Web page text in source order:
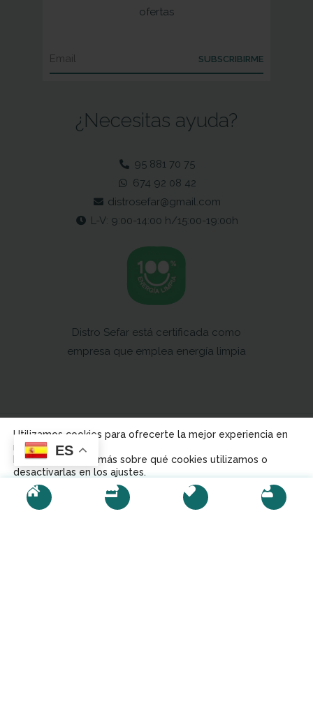
ofertas
SUBSCRIBIRME
¿Necesitas ayuda?
95 881 70 75
674 92 08 42
distrosefar@gmail.com
L-V: 9:00-14:00 h/15:00-19:00h
Distro Sefar está certificada como
empresa que emplea energía limpia
Aviso Legal Política de Cookies
© 2023,Distro Sefar.Desarrollado por CrecerNK.
ES
Utilizamos cookies para ofrecerte la mejor experiencia en
nuestra web.
Puedes aprender más sobre qué cookies utilizamos o
desactivarlas en los ajustes.
Aceptar Rechazar Ajustes